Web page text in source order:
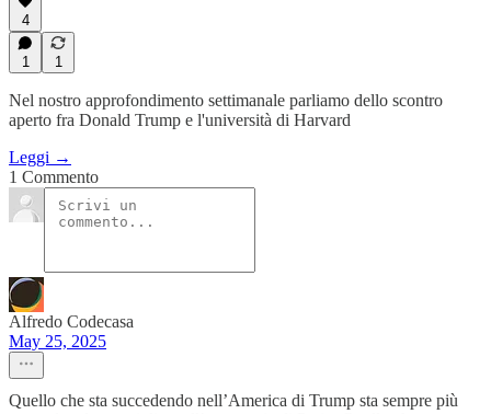
4
1 1
Nel nostro approfondimento settimanale parliamo dello scontro
aperto fra Donald Trump e l'università di Harvard
Leggi →
1 Commento
Alfredo Codecasa
May 25, 2025
Quello che sta succedendo nell’America di Trump sta sempre più